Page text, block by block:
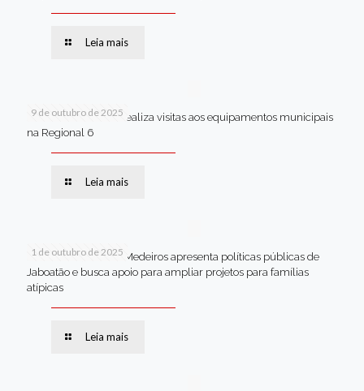
Leia mais
9 de outubro de 2025
Van dos secretários realiza visitas aos equipamentos municipais
na Regional 6
Leia mais
1 de outubro de 2025
Em Brasília, Andréa Medeiros apresenta políticas públicas de
Jaboatão e busca apoio para ampliar projetos para famílias
atípicas
Leia mais